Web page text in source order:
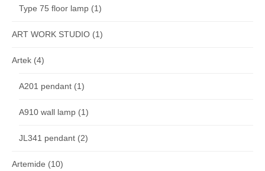
Type 75 floor lamp (1)
ART WORK STUDIO (1)
Artek (4)
A201 pendant (1)
A910 wall lamp (1)
JL341 pendant (2)
Artemide (10)